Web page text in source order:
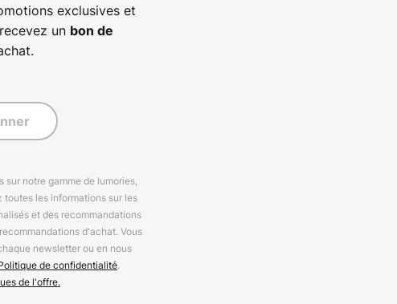
exclusives et
un bon de
notre gamme de lumories,
les informations sur les
et des recommandations
d'achat. Vous
newsletter ou en nous
de confidentialité.
de l'offre.